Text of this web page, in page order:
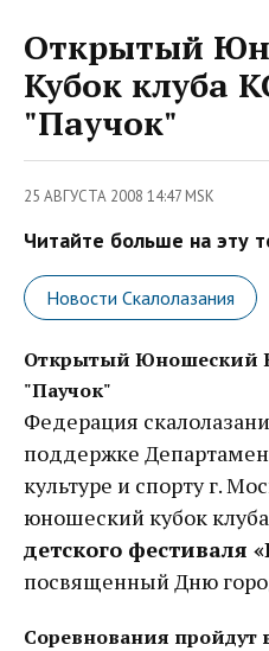
Открытый
Кубок клуба
"Паучок"
25 АВГУСТА 2008 14:47 MSK
Читайте больше на эту
Новости Скалолазания
Открытый Юношеский
"Паучок"
Федерация
поддержке
культуре и спорту г.
юношеский кубок
детского фестиваля
посвященный Дню
Соревнования пройдут